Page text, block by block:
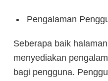
Pengalaman
Seberapa baik
menyediakan
bagi pengguna.